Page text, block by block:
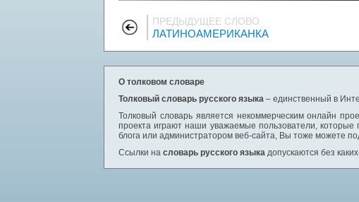
ПРЕДЫДУЩЕЕ СЛОВО
ЛАТИНОАМЕРИКАНКА
О толковом словаре
Толковый словарь русского языка – единственный в
Толковый словарь является некоммерческим онлайн
проекта играют наши уважаемые пользователи,
блога или администратором веб-сайта, Вы тоже можете
Ссылки на словарь русского языка допускаются без